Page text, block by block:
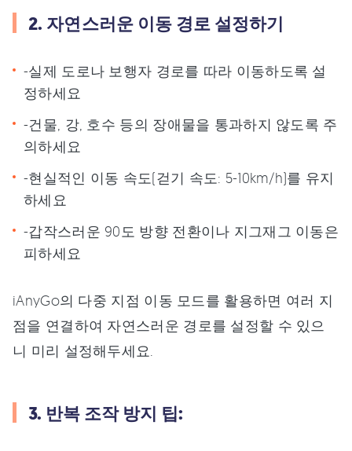
2. 자연스러운 이동 경로 설정하기
-실제 도로나 보행자 경로를 따라 이동하도록 설
정하세요
-건물, 강, 호수 등의 장애물을 통과하지 않도록 주
의하세요
-현실적인 이동 속도(걷기 속도: 5-10km/h)를 유지
하세요
-갑작스러운 90도 방향 전환이나 지그재그 이동은
피하세요
iAnyGo의 다중 지점 이동 모드를 활용하면 여러 지
점을 연결하여 자연스러운 경로를 설정할 수 있으
니 미리 설정해두세요.
3. 반복 조작 방지 팁: